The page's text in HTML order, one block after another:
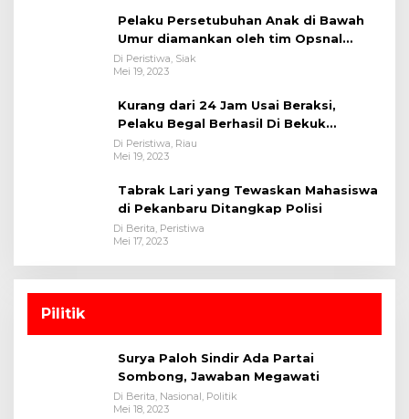
Pelaku Persetubuhan Anak di Bawah
Umur diamankan oleh tim Opsnal
Polsek Tualang-Polres Siak-Polda Riau
Di Peristiwa, Siak
Mei 19, 2023
Kurang dari 24 Jam Usai Beraksi,
Pelaku Begal Berhasil Di Bekuk
Satreskrim Polres Kuansing
Di Peristiwa, Riau
Mei 19, 2023
Tabrak Lari yang Tewaskan Mahasiswa
di Pekanbaru Ditangkap Polisi
Di Berita, Peristiwa
Mei 17, 2023
Pilitik
Surya Paloh Sindir Ada Partai
Sombong, Jawaban Megawati
Di Berita, Nasional, Politik
Mei 18, 2023